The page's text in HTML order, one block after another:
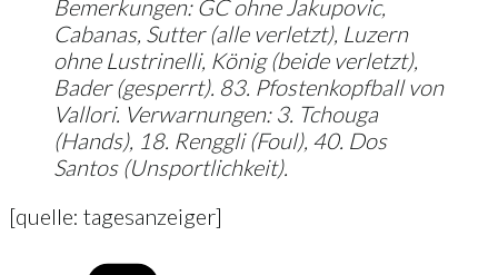
Bemerkungen: GC ohne Jakupovic,
Cabanas, Sutter (alle verletzt), Luzern
ohne Lustrinelli, König (beide verletzt),
Bader (gesperrt). 83. Pfostenkopfball von
Vallori. Verwarnungen: 3. Tchouga
(Hands), 18. Renggli (Foul), 40. Dos
Santos (Unsportlichkeit).
[quelle: tagesanzeiger]